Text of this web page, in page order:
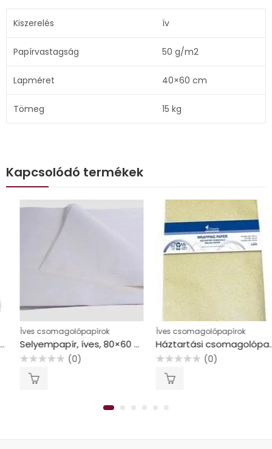
Kiszerelés ív
Papírvastagság 50 g/m2
Lapméret 40×60 cm
Tömeg 15 kg
Kapcsolódó termékek
Íves csomagolópapírok
Selyempapír, íves, 80×60 cm, 10 kg
(0)
Íves csomagolópapírok
Háztartási csomagolópapír, íves, 80×120 cm, 10 ív, VICTORIA FACILITY
(0)